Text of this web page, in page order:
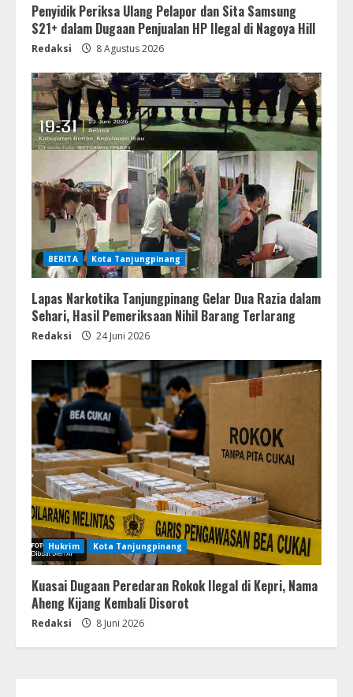
Penyidik Periksa Ulang Pelapor dan Sita Samsung
S21+ dalam Dugaan Penjualan HP Ilegal di Nagoya Hill
Redaksi 8 Agustus 2026
BERITA Kota Tanjungpinang
Lapas Narkotika Tanjungpinang Gelar Dua Razia dalam
Sehari, Hasil Pemeriksaan Nihil Barang Terlarang
Redaksi 24 Juni 2026
Hukrim Kota Tanjungpinang
Kuasai Dugaan Peredaran Rokok Ilegal di Kepri, Nama
Aheng Kijang Kembali Disorot
Redaksi 8 Juni 2026